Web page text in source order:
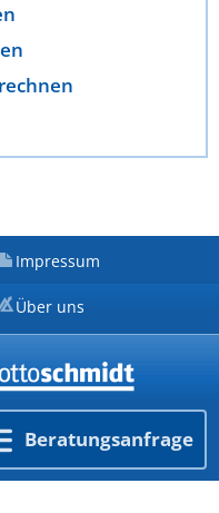
Beratungs­anfrage
Impressum
Über uns